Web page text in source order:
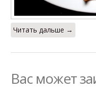
Читать дальше →
Вас может